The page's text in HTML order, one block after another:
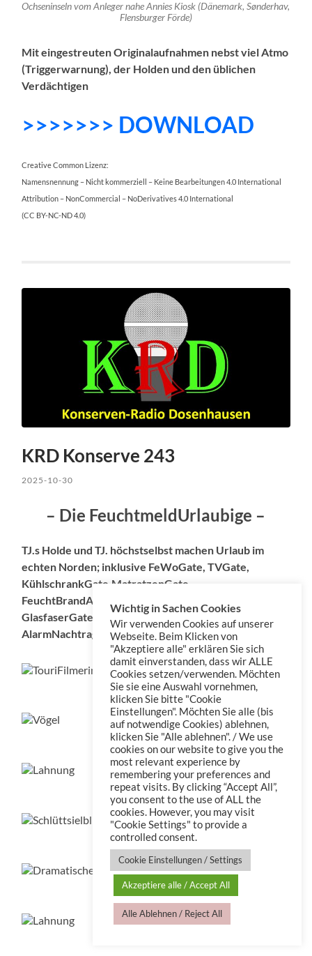
Ochseninseln vom Anleger nahe Annies Kiosk (Dänemark, Sønderhav,
Flensburger Förde)
Mit eingestreuten Originalaufnahmen nebst viel Atmo
(Triggerwarnung), der Holden und den üblichen
Verdächtigen
>>>>>>> DOWNLOAD
Creative Common Lizenz:
Namensnennung – Nicht kommerziell – Keine Bearbeitungen 4.0 International
Attribution – NonCommercial – NoDerivatives 4.0 International
(CC BY-NC-ND 4.0)
KRD Konserve 243
2025-10-30
– Die FeuchtmeldUrlaubige –
TJ.s Holde und TJ. höchstselbst machen Urlaub im
echten Norden; inklusive FeWoGate, TVGate,
KühlschrankGate,MatratzenGate,
FeuchtBrandAlarmGate, vorurlaubigem
GlasfaserGate, TouriKlönschnackGate und
AlarmNachtrag.
TouriFilmerin
Vögel
Lahnung mit der Holden
Schlüttsielblick
Dramatischer Deichblick
Wichtig in Sachen Cookies
Wir verwenden Cookies auf unserer
Webseite. Beim Klicken von
"Akzeptiere alle" erklären Sie sich
damit einverstanden, dass wir ALLE
Cookies setzen/verwenden. Möchten
Sie sie eine Auswahl vornehmen,
klicken Sie bitte "Cookie
Einstellungen". Möchten Sie alle (bis
auf notwendige Cookies) ablehnen,
klicken Sie "Alle ablehnen". / We use
cookies on our website to give you the
most relevant experience by
remembering your preferences and
repeat visits. By clicking “Accept All”,
you consent to the use of ALL the
cookies. However, you may visit
"Cookie Settings" to provide a
controlled consent.
Cookie Einstellungen / Settings
Akzeptiere alle / Accept All
Alle Ablehnen / Reject All